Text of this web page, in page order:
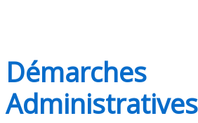
Démarches
Administratives